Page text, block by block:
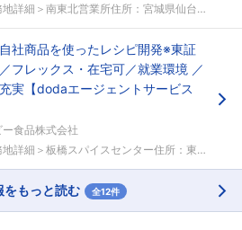
詳細＞南東北営業所住所：宮城県仙台市青葉区...
自社商品を使ったレシピ開発※東証
フレックス・在宅可／就業環境 ／
実【dodaエージェントサービス
ー食品株式会社
詳細＞板橋スパイスセンター住所：東京都板橋...
をもっと読む 全12件